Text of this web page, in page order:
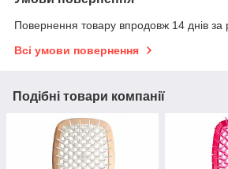
Повернення товару впродовж 14 днів за
Всі умови повернення
Подібні товари компанії